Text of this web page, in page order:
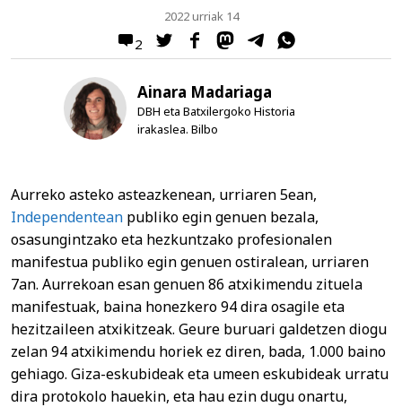
2
2022 urriak 14
Ainara Madariaga
DBH eta Batxilergoko Historia
irakaslea. Bilbo
Aurreko asteko asteazkenean, urriaren 5ean,
Independentean publiko egin genuen bezala,
osasungintzako eta hezkuntzako profesionalen
manifestua publiko egin genuen ostiralean, urriaren
7an. Aurrekoan esan genuen 86 atxikimendu zituela
manifestuak, baina honezkero 94 dira osagile eta
hezitzaileen atxikitzeak. Geure buruari galdetzen diogu
zelan 94 atxikimendu horiek ez diren, bada, 1.000 baino
gehiago. Giza-eskubideak eta umeen eskubideak urratu
dira protokolo hauekin, eta hau ezin dugu onartu,